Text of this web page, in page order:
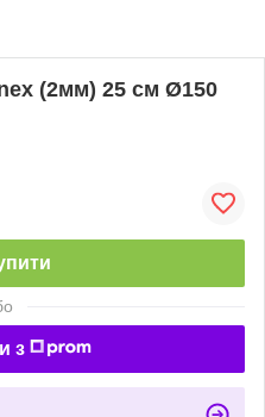
(2мм) 25 см Ø150
з